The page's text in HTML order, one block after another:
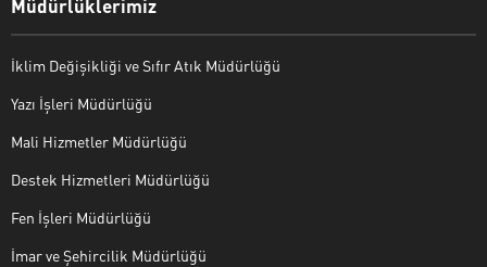
Müdürlüklerimiz
İklim Değişikliği ve Sıfır Atık Müdürlüğü
Yazı İşleri Müdürlüğü
Mali Hizmetler Müdürlüğü
Destek Hizmetleri Müdürlüğü
Fen İşleri Müdürlüğü
İmar ve Şehircilik Müdürlüğü